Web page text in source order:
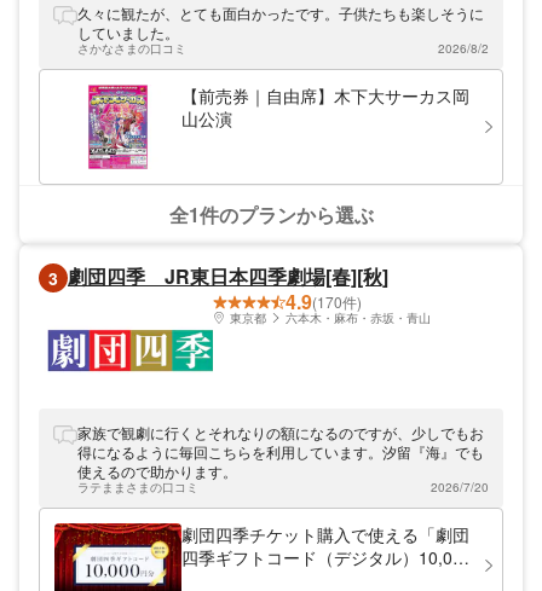
久々に観たが、とても面白かったです。子供たちも楽しそうに
していました。
さかなさまの口コミ 2026/8/2
【前売券｜自由席】木下大サーカス岡
山公演
全1件のプランから選ぶ
3 劇団四季 JR東日本四季劇場[春][秋]
4.9(170件)
東京都 六本木・麻布・赤坂・青山
家族で観劇に行くとそれなりの額になるのですが、少しでもお
得になるように毎回こちらを利用しています。汐留『海』でも
使えるので助かります。
ラテままさまの口コミ 2026/7/20
劇団四季チケット購入で使える「劇団
四季ギフトコード（デジタル）10,000